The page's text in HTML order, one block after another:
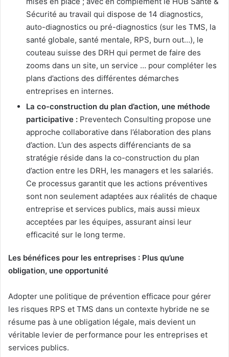
Sécurité au travail qui dispose de 14 diagnostics,
auto-diagnostics ou pré-diagnostics (sur les TMS, la
santé globale, santé mentale, RPS, burn out…), le
couteau suisse des DRH qui permet de faire des
zooms dans un site, un service … pour compléter les
plans d’actions des différentes démarches
entreprises en internes.
La co-construction du plan d’action, une méthode
participative : Preventech Consulting propose une
approche collaborative dans l’élaboration des plans
d’action. L’un des aspects différenciants de sa
stratégie réside dans la co-construction du plan
d’action entre les DRH, les managers et les salariés.
Ce processus garantit que les actions préventives
sont non seulement adaptées aux réalités de chaque
entreprise et services publics, mais aussi mieux
acceptées par les équipes, assurant ainsi leur
efficacité sur le long terme.
Les bénéfices pour les entreprises : Plus qu’une
obligation, une opportunité
Adopter une politique de prévention efficace pour gérer
les risques RPS et TMS dans un contexte hybride ne se
résume pas à une obligation légale, mais devient un
véritable levier de performance pour les entreprises et
services publics.